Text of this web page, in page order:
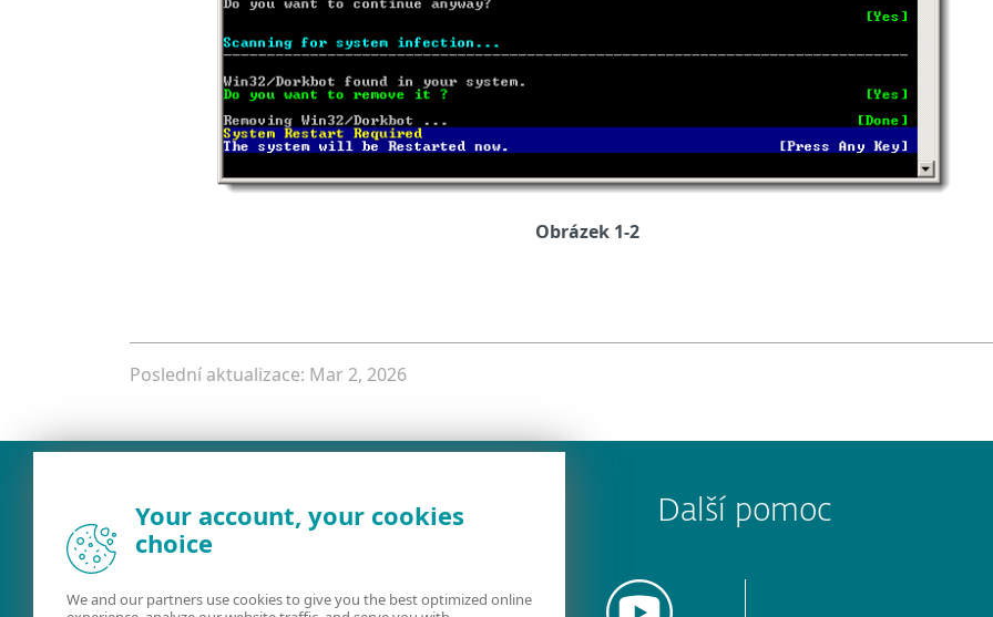
Obrázek 1-2
Poslední aktualizace: Mar 2, 2026
Další pomoc
Your account, your cookies
choice
We and our partners use cookies to give you the best optimized online